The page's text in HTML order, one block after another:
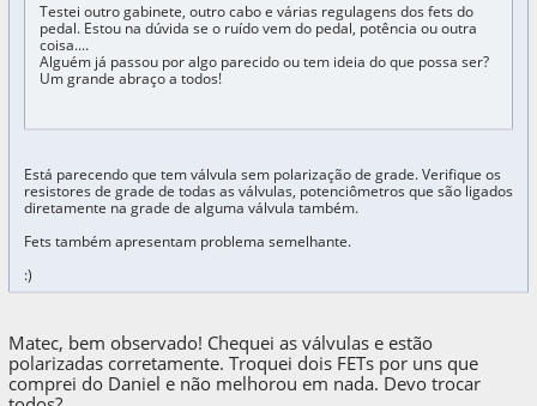
Testei outro gabinete, outro cabo e várias regulagens dos fets do
pedal. Estou na dúvida se o ruído vem do pedal, potência ou outra
coisa....
Alguém já passou por algo parecido ou tem ideia do que possa ser?
Um grande abraço a todos!
Está parecendo que tem válvula sem polarização de grade. Verifique os
resistores de grade de todas as válvulas, potenciômetros que são ligados
diretamente na grade de alguma válvula também.
Fets também apresentam problema semelhante.
:)
Matec, bem observado! Chequei as válvulas e estão
polarizadas corretamente. Troquei dois FETs por uns que
comprei do Daniel e não melhorou em nada. Devo trocar